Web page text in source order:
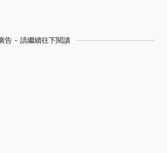
告 - 請繼續往下閱讀